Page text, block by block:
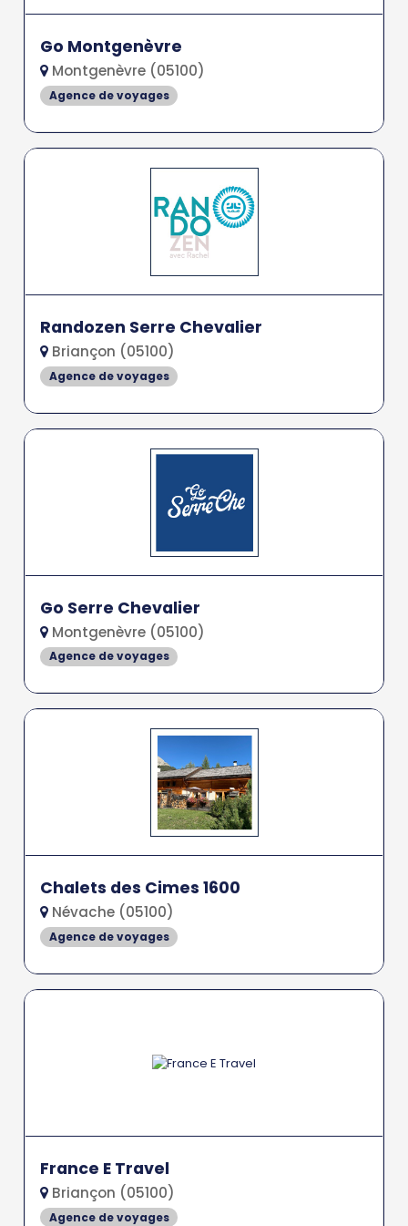
Go Montgenèvre
Montgenèvre (05100)
Agence de voyages
Randozen Serre Chevalier
Briançon (05100)
Agence de voyages
Go Serre Chevalier
Montgenèvre (05100)
Agence de voyages
Chalets des Cimes 1600
Névache (05100)
Agence de voyages
France E Travel
Briançon (05100)
Agence de voyages